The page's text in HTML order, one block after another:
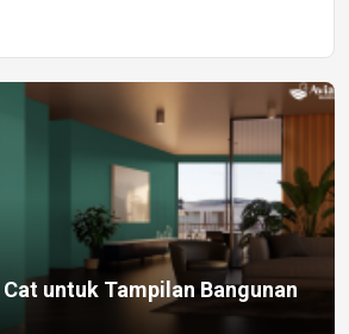
untuk Tampilan Bangunan